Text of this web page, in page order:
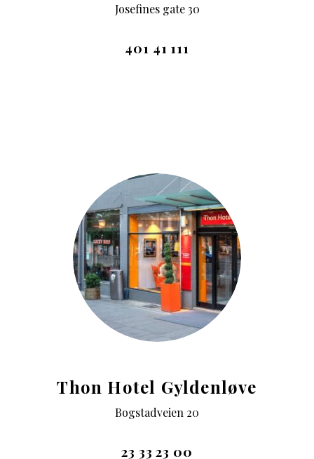
Josefines gate 30
401 41 111
Thon Hotel Gyldenløve
Bogstadveien 20
23 33 23 00